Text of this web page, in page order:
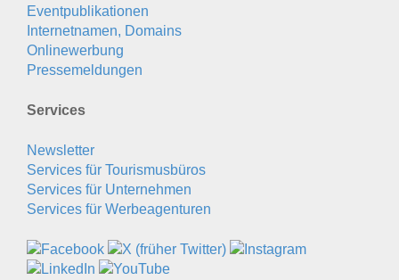
Eventpublikationen
Internetnamen, Domains
Onlinewerbung
Pressemeldungen
Services
Newsletter
Services für Tourismusbüros
Services für Unternehmen
Services für Werbeagenturen